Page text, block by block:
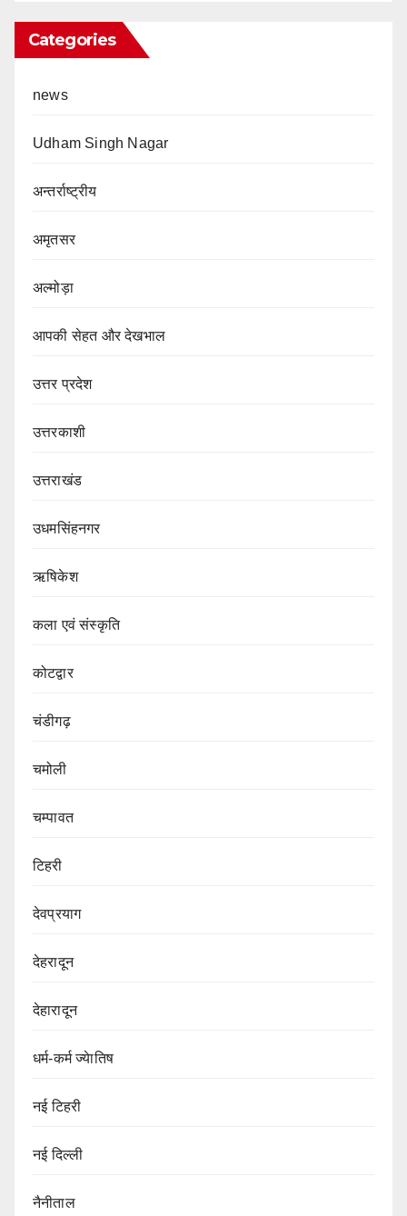
Categories
news
Udham Singh Nagar
अन्तर्राष्ट्रीय
अमृतसर
अल्मोड़ा
आपकी सेहत और देखभाल
उत्तर प्रदेश
उत्तरकाशी
उत्तराखंड
उधमसिंहनगर
ऋषिकेश
कला एवं संस्कृति
कोटद्वार
चंडीगढ़
चमोली
चम्पावत
टिहरी
देवप्रयाग
देहरादून
देहारादून
धर्म-कर्म ज्येातिष
नई टिहरी
नई दिल्ली
नैनीताल